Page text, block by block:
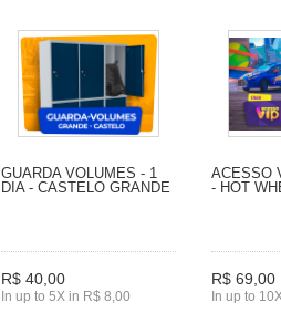
GUARDA VOLUMES - 1
DIA - CASTELO GRANDE
R$ 40,00
In up to 5X in R$ 8,00
ACESSO
- HOT
R$ 69,00
In up to